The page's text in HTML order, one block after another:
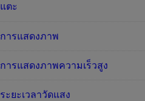
แตะ
การแสดงภาพ
การแสดงภาพความเร็วสูง
ระยะเวลาวัดแสง